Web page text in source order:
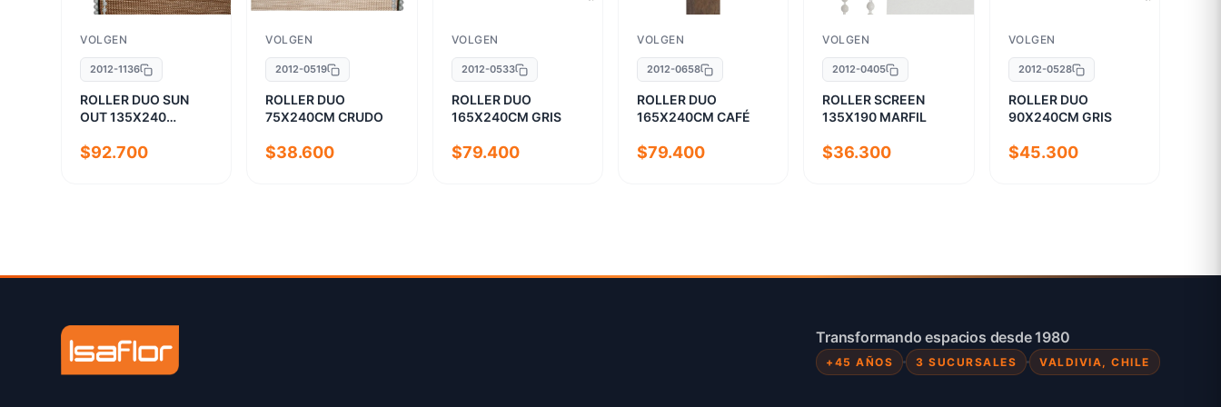
VOLGEN
2012-1136
ROLLER DUO SUN
OUT 135X240
$92.700
VOLGEN
2012-0519
ROLLER DUO
75X240CM CRUDO
$38.600
VOLGEN
2012-0533
ROLLER DUO
165X240CM GRIS
$79.400
VOLGEN
2012-0658
ROLLER DUO
165X240CM CAFÉ
$79.400
VOLGEN
2012-0405
ROLLER SCREEN
135X190 MARFIL
$36.300
VOLGEN
2012-0528
ROLLER DUO
90X240CM GRIS
$45.300
Transformando espacios desde 1980
+45 AÑOS 3 SUCURSALES VALDIVIA, CHILE